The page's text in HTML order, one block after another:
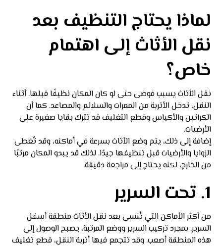
لماذا يحتاج التنظيف بعد
نقل الأثاث إلى اهتمام
خاص؟
نقل الأثاث يسبب فوضى حتى لو كان المكان نظيفًا قبلها. أثناء
النقل، تدخل الأتربة من الممرات والسلالم والمصاعد. كما أن
الكراتين والأكياس وقطع التغليف قد تترك بقايا صغيرة على
الأرضيات.
إضافة إلى ذلك، يتم وضع الأثاث بسرعة في أماكنه، وقد تُغطى
الزوايا والأرضيات قبل تنظيفها جيدًا. لذلك قد يبدو المكان مرتبًا
من الخارج، لكنه يحتاج إلى مراجعة دقيقة.
1. تحت السرير
من أكثر الأماكن التي تُنسى بعد نقل الأثاث منطقة أسفل
السرير. بمجرد تركيب السرير ووضع المرتبة، يصبح الوصول إلى
هذه المنطقة أصعب. وقد تتجمع فيها أتربة النقل، قطع تغليف